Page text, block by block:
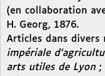
(en collaboration
H. Georg, 1876.
Articles dans divers
impériale
arts utiles de Lyon;